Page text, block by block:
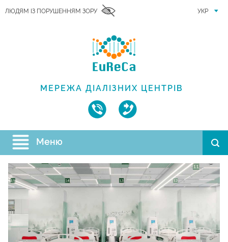
ЛЮДЯМ ІЗ ПОРУШЕННЯМ ЗОРУ УКР
МЕРЕЖА ДІАЛІЗНИХ ЦЕНТРІВ
Меню